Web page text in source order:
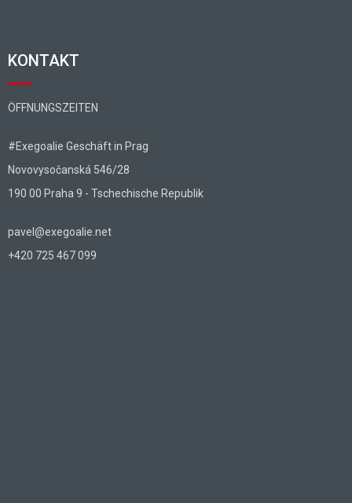
KONTAKT
ÖFFNUNGSZEITEN
#Exegoalie Geschäft in Prag
Novovysočanská 546/28
190 00 Praha 9 - Tschechische Republik
pavel@exegoalie.net
+420 725 467 099